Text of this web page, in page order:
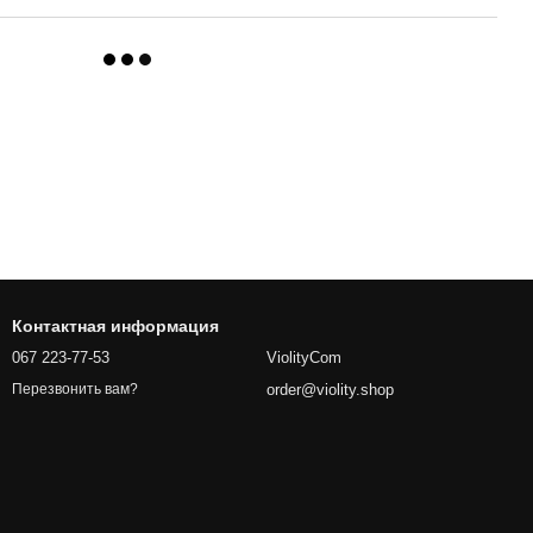
Контактная информация
067 223-77-53
Перезвонить вам?
ViolityCom
order@violity.shop